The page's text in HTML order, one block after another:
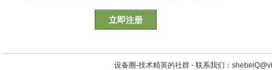
立即注册
设备圈-技术精英的社群 - 联系我们：